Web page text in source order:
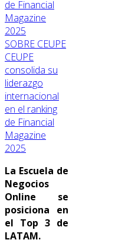
SOBRE CEUPE
CEUPE
consolida su
liderazgo
internacional
en el ranking
de Financial
Magazine
2025
La Escuela de
Negocios
Online se
posiciona en
el Top 3 de
LATAM.